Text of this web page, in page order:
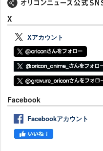
X
Xアカウント
Facebook
Facebookアカウント